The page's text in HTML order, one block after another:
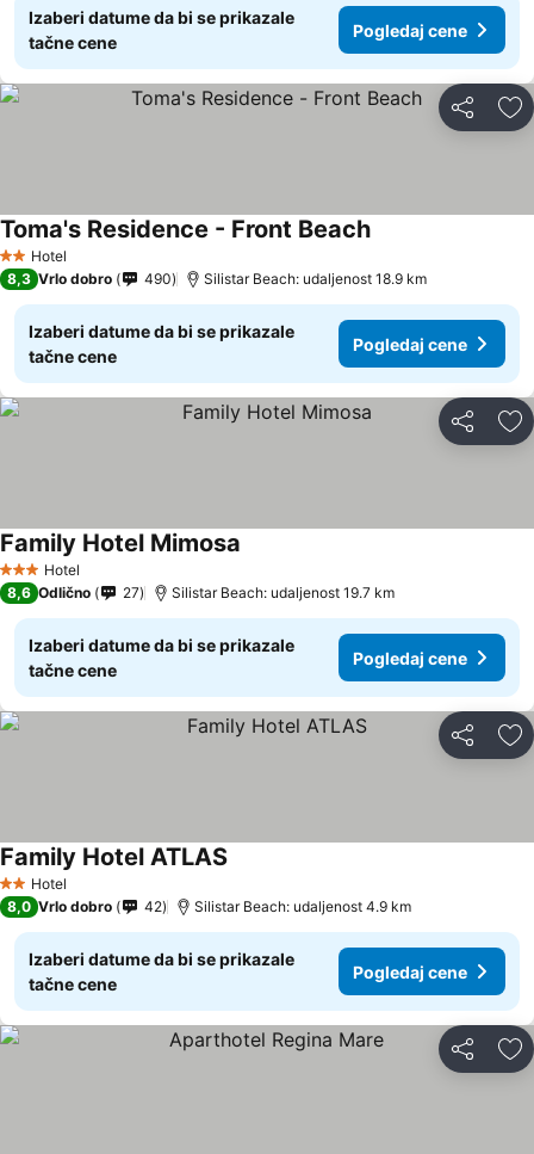
Izaberi datume da bi se prikazale
tačne cene
Pogledaj cene
Deli
2 Zvezdice
Hotel
Toma's Residence - Front Beach
8,3 Vrlo dobro 490 Silistar Beach: udaljenost 18.9 km
Izaberi datume da bi se prikazale
tačne cene
Pogledaj cene
Deli
3 Zvezdice
Hotel
Family Hotel Mimosa
8,6 Odlično 27 Silistar Beach: udaljenost 19.7 km
Izaberi datume da bi se prikazale
tačne cene
Pogledaj cene
Deli
2 Zvezdice
Hotel
Family Hotel ATLAS
8,0 Vrlo dobro 42 Silistar Beach: udaljenost 4.9 km
Izaberi datume da bi se prikazale
tačne cene
Pogledaj cene
Deli